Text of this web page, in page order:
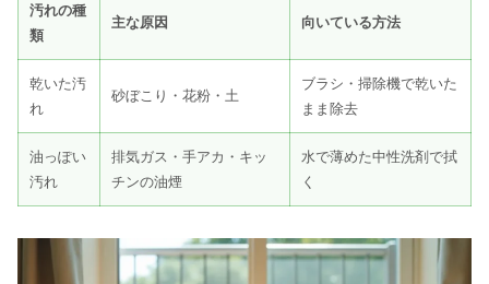
汚れの種
類
主な原因 向いている方法
乾いた汚
れ
砂ぼこり・花粉・土
ブラシ・掃除機で乾いた
まま除去
油っぽい
汚れ
排気ガス・手アカ・キッ
チンの油煙
水で薄めた中性洗剤で拭
く